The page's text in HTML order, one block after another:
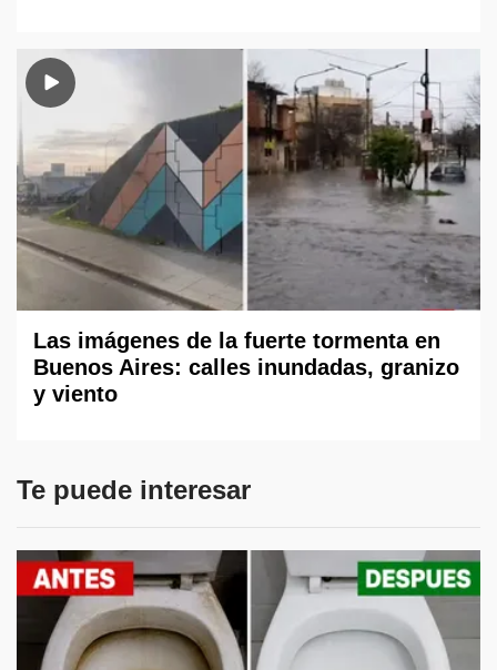
Las imágenes de la fuerte tormenta en
Buenos Aires: calles inundadas, granizo
y viento
Te puede interesar